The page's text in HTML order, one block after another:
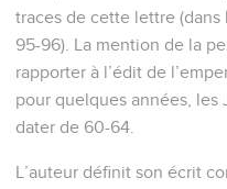
traces de cette lettre
95-96). La mention de la
rapporter à l’édit de
pour quelques années, les
dater de 60-64.
L’auteur définit son écrit